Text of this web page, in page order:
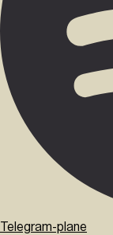
Telegram-plane